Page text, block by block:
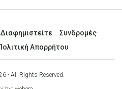
Διαφημιστείτε
Συνδρομές
Απορρήτου
- All Rights Reserved.